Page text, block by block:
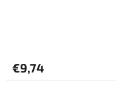
€9,74